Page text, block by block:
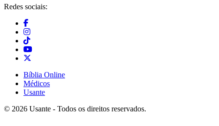
Redes sociais:
Bíblia Online
Médicos
Usante
© 2026 Usante - Todos os direitos reservados.